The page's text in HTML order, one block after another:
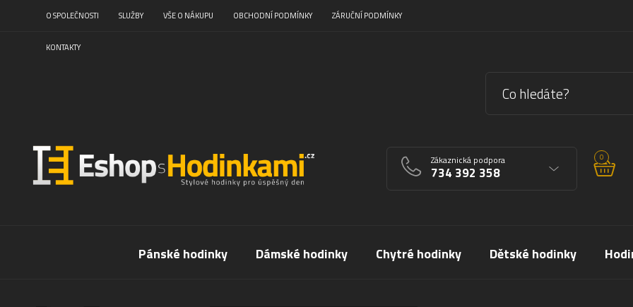
O SPOLEČNOSTI SLUŽBY VŠE O NÁKUPU OBCHODNÍ PODMÍNKY ZÁRUČNÍ PODMÍNKY
KONTAKTY
Zákaznická podpora
734 392 358
0
Pánské hodinky Dámské hodinky Chytré hodinky Dětské hodinky